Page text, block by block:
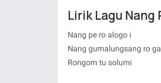
Lirik Lagu Nang
Nang pe ro alogo i
Nang gumalungsang ro
Rongom tu solumi